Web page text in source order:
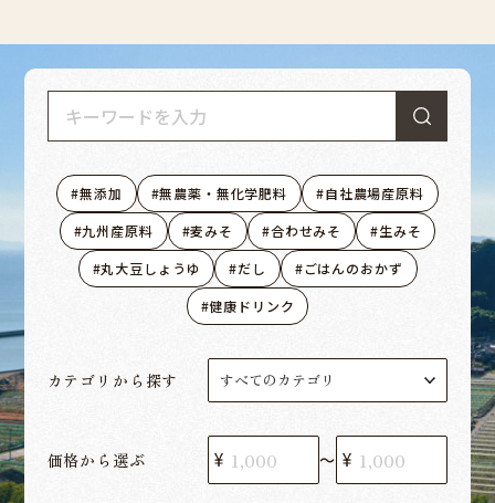
無添加 無農薬・無化学肥料
自社農場産原料
九州産原料
麦みそ 合わせみそ
生みそ
丸大豆しょうゆ
だし
ごはんのおかず
健康ドリンク
カテゴリから探す
価格から選ぶ 〜